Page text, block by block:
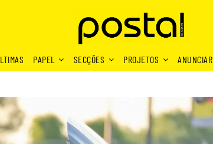
PAPEL SECÇÕES PROJETOS ANUNCIAR